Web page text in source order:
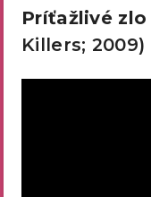
Príťažlivé zlo
Killers; 2009)